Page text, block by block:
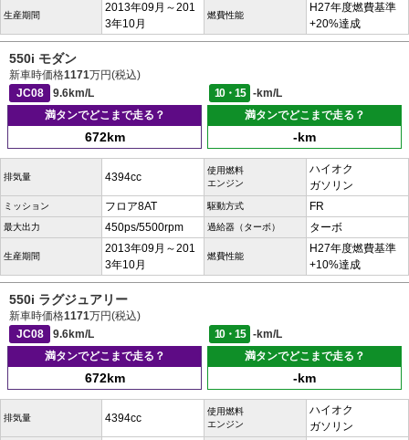
生産期間
2013年09月～201
3年10月
燃費性能
H27年度燃費基準
+20%達成
550i モダン
新車時価格1171万円(税込)
JC08
9.6km/L 10・15
-km/L
満タンでどこまで走る？
672km
満タンでどこまで走る？
-km
排気量 4394cc
使用燃料
エンジン
ハイオク
ガソリン
ミッション フロア8AT 駆動方式 FR
最大出力 450ps/5500rpm 過給器（ターボ） ターボ
生産期間
2013年09月～201
3年10月
燃費性能
H27年度燃費基準
+10%達成
550i ラグジュアリー
新車時価格1171万円(税込)
JC08
9.6km/L 10・15
-km/L
満タンでどこまで走る？
672km
満タンでどこまで走る？
-km
排気量 4394cc
使用燃料
エンジン
ハイオク
ガソリン